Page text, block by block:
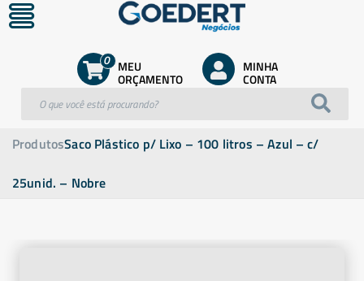
MEU
ORÇAMENTO
0 MINHA
CONTA
ProdutosSaco Plástico p/ Lixo – 100 litros – Azul – c/
25unid. – Nobre